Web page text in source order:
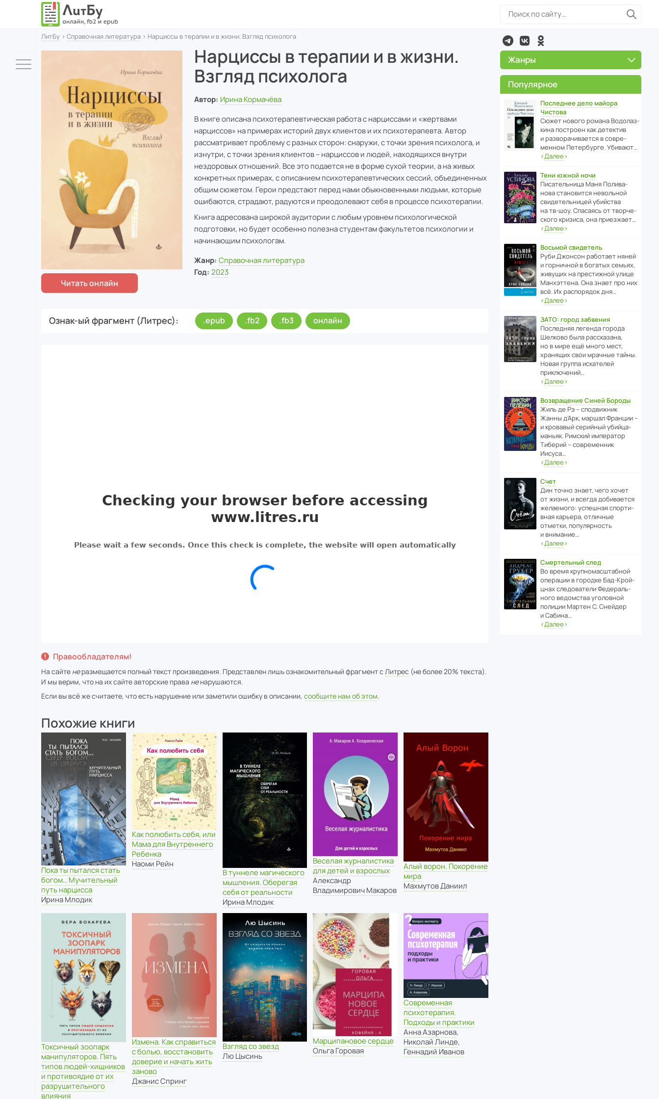
ЛитБу › Справочная литература › Нарциссы в терапии и в жизни. Взгляд психолога
Нарциссы в терапии и в жизни.
Взгляд психолога
Автор: Ирина Кормачёва
В книге описана психотерапевтическая работа с нарциссами и «жертвами
нарциссов» на примерах историй двух клиентов и их психотерапевта. Автор
рассматривает проблему с разных сторон: снаружи, с точки зрения психолога, и
изнутри, с точки зрения клиентов – нарциссов и людей, находящихся внутри
нездоровых отношений. Все это подается не в форме сухой теории, а на живых
конкретных примерах, с описанием психотерапевтических сессий, объединенных
общим сюжетом. Герои предстают перед нами обыкновенными людьми, которые
ошибаются, страдают, радуются и преодолевают себя в процессе психотерапии.
Книга адресована широкой аудитории с любым уровнем психологической
подготовки, но будет особенно полезна студентам факультетов психологии и
начинающим психологам.
Жанр: Справочная литература
Год: 2023
Ознак-ый фрагмент (Литрес) .epub .fb2 .fb3 онлайн
Правообладателям!
На сайте неразмещается полный текст произведения. Представлен лишь ознакомительный фрагмент с Литрес (не более 20% текста).
И мы верим, что на их сайте авторские права ненарушаются.
Если вы всё же считаете, что есть нарушение или заметили ошибку в описании, сообщите нам об этом.
Похожие книги
Пока ты пытался стать
богом… Мучительный
путь нарцисса
Ирина Млодик
Как полюбить себя, или
Мама для Внутреннего
Ребенка
Наоми Рейн
В туннеле магического
мышления. Оберегая
себя от реальности
Ирина Млодик
Веселая журналистика
для детей и взрослых
Александр
Владимирович Макаров
Алый ворон. Покорение
мира
Махмутов Даниил
Токсичный зоопарк
манипуляторов. Пять
типов людей-хищников
и противоядие от их
разрушительного
влияния
Измена. Как справиться
с болью, восстановить
доверие и начать жить
заново
Джанис Спринг
Взгляд со звезд
Лю Цысинь
Марципановое сердце
Ольга Горовая
Современная
психотерапия.
Подходы и практики
Анна Азарнова,
Николай Линде,
Геннадий Иванов
Жанры
Популярное
Последнее дело майора
Чистова
Сюжет нового романа Водо­ла­з­
кина пост­роен как дете­ктив
и разво­ра­чи­ва­ется в совре­
менном Пете­р­бурге. Убивают…
‹Далее›
Тени южной ночи
Писа­тель­ница Маня Поли­ва­
нова стано­вится невольной
свиде­тель­ницей убийства
на тв-шоу. Спасаясь от твор­че­
с­кого кризиса, она приезжает…
‹Далее›
Восьмой свидетель
Руби Джонсон рабо­тает няней
и горни­чной в богатых семьях,
живущих на прес­ти­жной улице
Манх­эт­тена. Она знает про них
всё. Их распо­рядок дня…
‹Далее›
ЗАТО: город забвения
После­дняя легенда города
Шелково была расска­зана,
но в мире ещё много мест,
хранящих свои мрачные тайны.
Новая группа иска­телей
приключений…
‹Далее›
Возвращение Синей Бороды
Жиль де Рэ – спод­ви­жник
Жанны д’Арк, маршал Франции –
и кровавый серийный убийца-
маньяк. Римский импе­ратор
Тиберий – совре­менник
Иисуса…
‹Далее›
Счет
Дин точно знает, чего хочет
от жизни, и всегда доби­ва­ется
жела­е­мого: успе­шная спор­ти­
вная карьера, отли­чные
отметки, попу­ля­р­ность
и внимание…
‹Далее›
Смертельный след
Во время круп­но­мас­ш­та­бной
операции в городке Бад‑Крой­
цнах следо­ва­тели Феде­раль­
ного ведомства уголо­вной
полиции Мартен С. Снейдер
и Сабина…
‹Далее›